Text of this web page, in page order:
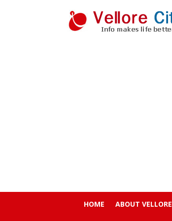
HOME ABOUT VELLORE